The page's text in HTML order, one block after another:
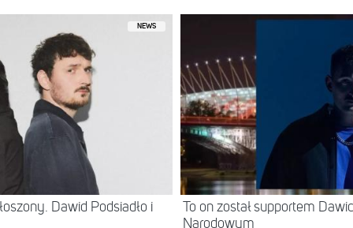
NEWS
Dawid Podsiadło i
To on został supportem
Narodowym